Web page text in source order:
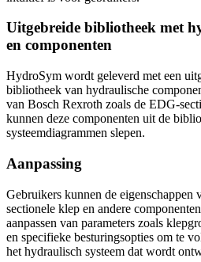
Uitgebreide bibliotheek met
en componenten
HydroSym wordt geleverd met een
bibliotheek van hydraulische
van Bosch Rexroth zoals de EDG-
kunnen deze componenten uit de
systeemdiagrammen slepen.
Aanpassing
Gebruikers kunnen de
sectionele klep en andere
aanpassen van parameters zoals
en specifieke besturingsopties om te
het hydraulisch systeem dat wordt